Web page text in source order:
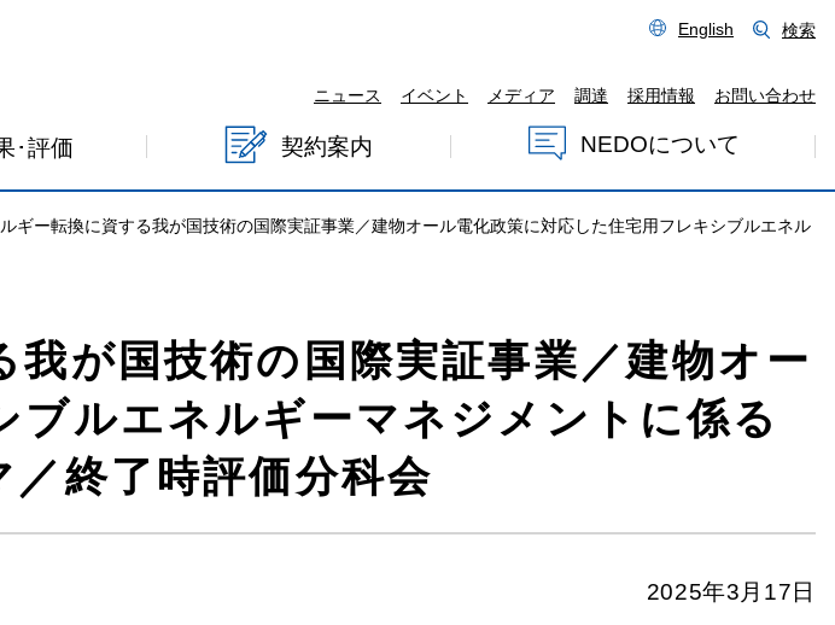
English 検索
ニュース イベント メディア 調達 採用情報 お問い合わせ
･評価 契約案内 NEDOについて
ルギー転換に資する我が国技術の国際実証事業／建物オール電化政策に対応した住宅用フレキシブルエネル
我が国技術の国際実証事業／建物オー
ルエネルギーマネジメントに係る
終了時評価分科会
2025年3月17日